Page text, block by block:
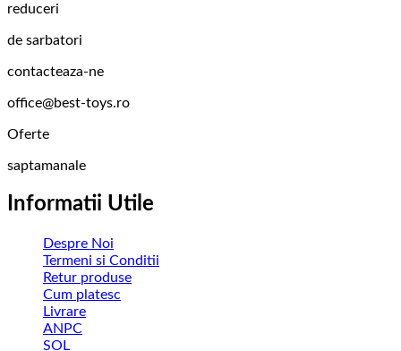
reduceri
de sarbatori
contacteaza-ne
office@best-toys.ro
Oferte
saptamanale
Informatii Utile
Despre Noi
Termeni si Conditii
Retur produse
Cum platesc
Livrare
ANPC
SOL